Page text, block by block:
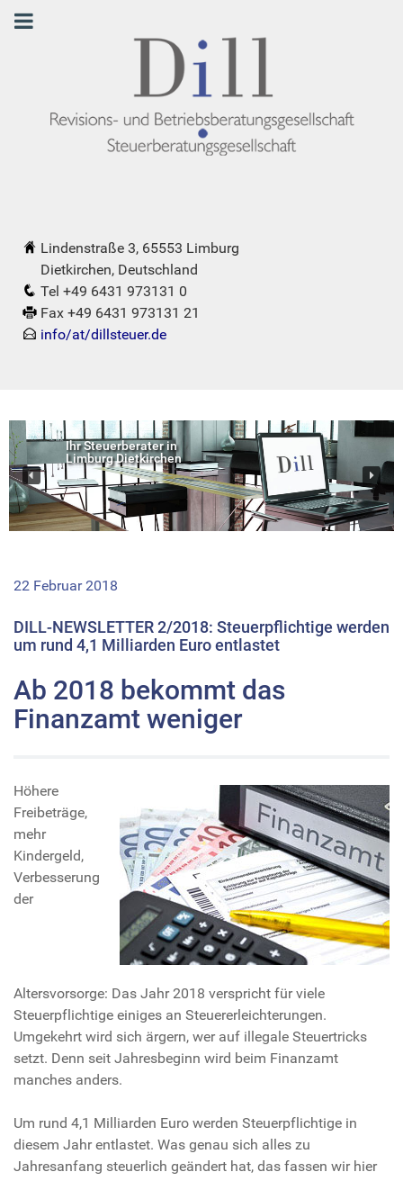
Lindenstraße 3, 65553 Limburg
Dietkirchen, Deutschland
Tel +49 6431 973131 0
Fax +49 6431 973131 21
info/at/dillsteuer.de
Ihr Steuerberater in
Limburg Dietkirchen
22 Februar 2018
DILL-NEWSLETTER 2/2018: Steuerpflichtige werden
um rund 4,1 Milliarden Euro entlastet
Ab 2018 bekommt das
Finanzamt weniger
Höhere
Freibeträge,
mehr
Kindergeld,
Verbesserung
der
Altersvorsorge: Das Jahr 2018 verspricht für viele
Steuerpflichtige einiges an Steuererleichterungen.
Umgekehrt wird sich ärgern, wer auf illegale Steuertricks
setzt. Denn seit Jahresbeginn wird beim Finanzamt
manches anders.
Um rund 4,1 Milliarden Euro werden Steuerpflichtige in
diesem Jahr entlastet. Was genau sich alles zu
Jahresanfang steuerlich geändert hat, das fassen wir hier